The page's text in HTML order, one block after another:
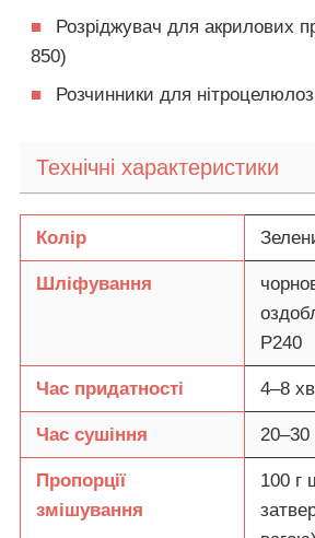
■
Розріджувач для акрилових
850)
■
Розчинники для
Технічні характеристики
Колір
Шліфування
P240
Час придатності 4–8
Час сушіння 20–30
Пропорції
змішування
100 г